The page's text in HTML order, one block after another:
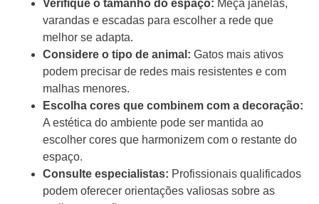
Verifique o tamanho do espaço: Meça janelas,
varandas e escadas para escolher a rede que
melhor se adapta.
Considere o tipo de animal: Gatos mais ativos
podem precisar de redes mais resistentes e com
malhas menores.
Escolha cores que combinem com a decoração:
A estética do ambiente pode ser mantida ao
escolher cores que harmonizem com o restante do
espaço.
Consulte especialistas: Profissionais qualificados
podem oferecer orientações valiosas sobre as